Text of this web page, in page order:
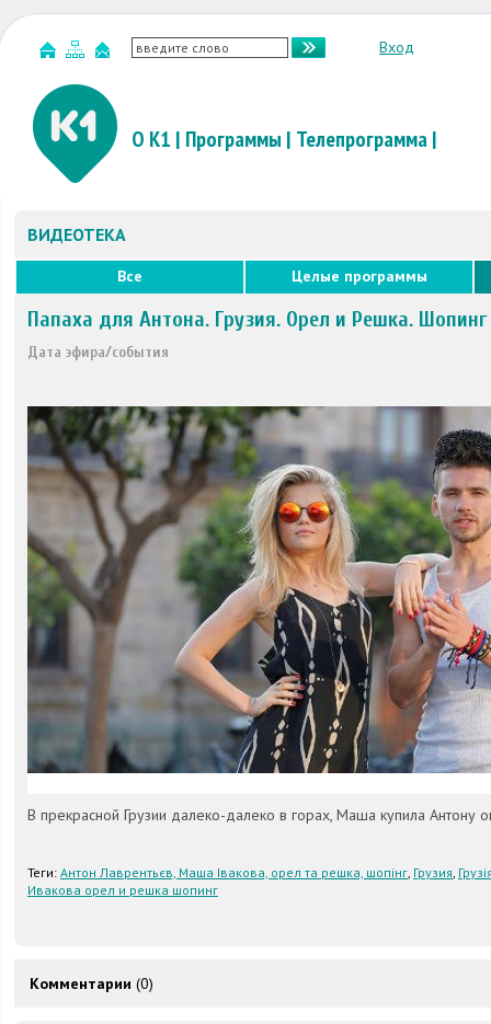
Вход
О К1 | Программы | Телепрограмма|
ВИДЕОТЕКА
Все Целые программы
Папаха для Антона. Грузия. Орел и Решка. Шопинг
Дата эфира/события
В прекрасной Грузии далеко-далеко в горах, Маша купила Антону
Теги: Антон Лаврентьєв, Маша Івакова, орел та решка, шопінг, Грузия,
Ивакова орел и решка шопинг
Комментарии (0)